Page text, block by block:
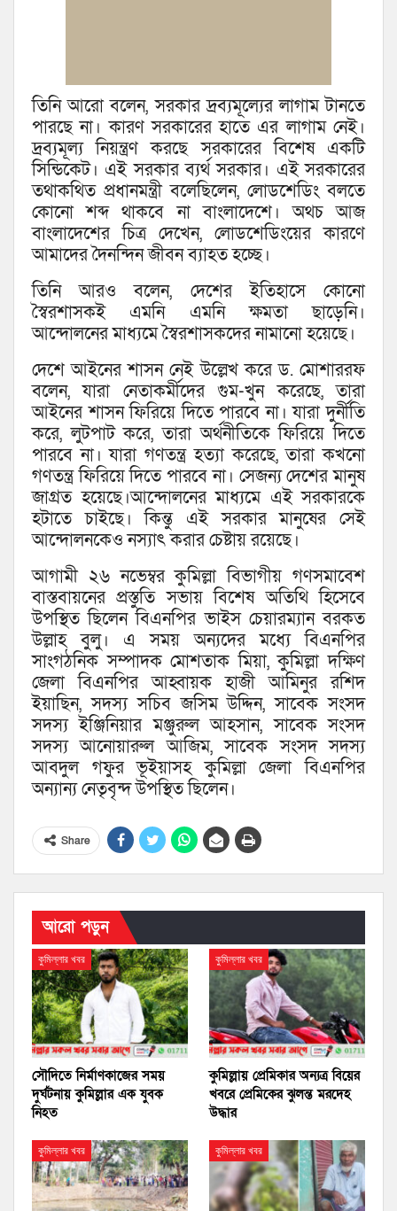
তিনি আরো বলেন, সরকার দ্রব্যমূল্যের লাগাম টানতে
পারছে না। কারণ সরকারের হাতে এর লাগাম নেই।
দ্রব্যমূল্য নিয়ন্ত্রণ করছে সরকারের বিশেষ একটি
সিন্ডিকেট। এই সরকার ব্যর্থ সরকার। এই সরকারের
তথাকথিত প্রধানমন্ত্রী বলেছিলেন, লোডশেডিং বলতে
কোনো শব্দ থাকবে না বাংলাদেশে। অথচ আজ
বাংলাদেশের চিত্র দেখেন, লোডশেডিংয়ের কারণে
আমাদের দৈনন্দিন জীবন ব্যাহত হচ্ছে।
তিনি আরও বলেন, দেশের ইতিহাসে কোনো
স্বৈরশাসকই এমনি এমনি ক্ষমতা ছাড়েনি।
আন্দোলনের মাধ্যমে স্বৈরশাসকদের নামানো হয়েছে।
দেশে আইনের শাসন নেই উল্লেখ করে ড. মোশাররফ
বলেন, যারা নেতাকর্মীদের গুম-খুন করেছে, তারা
আইনের শাসন ফিরিয়ে দিতে পারবে না। যারা দুর্নীতি
করে, লুটপাট করে, তারা অর্থনীতিকে ফিরিয়ে দিতে
পারবে না। যারা গণতন্ত্র হত্যা করেছে, তারা কখনো
গণতন্ত্র ফিরিয়ে দিতে পারবে না। সেজন্য দেশের মানুষ
জাগ্রত হয়েছে।আন্দোলনের মাধ্যমে এই সরকারকে
হটাতে চাইছে। কিন্তু এই সরকার মানুষের সেই
আন্দোলনকেও নস্যাৎ করার চেষ্টায় রয়েছে।
আগামী ২৬ নভেম্বর কুমিল্লা বিভাগীয় গণসমাবেশ
বাস্তবায়নের প্রস্তুতি সভায় বিশেষ অতিথি হিসেবে
উপস্থিত ছিলেন বিএনপির ভাইস চেয়ারম্যান বরকত
উল্লাহ বুলু। এ সময় অন্যদের মধ্যে বিএনপির
সাংগঠনিক সম্পাদক মোশতাক মিয়া, কুমিল্লা দক্ষিণ
জেলা বিএনপির আহ্বায়ক হাজী আমিনুর রশিদ
ইয়াছিন, সদস্য সচিব জসিম উদ্দিন, সাবেক সংসদ
সদস্য ইঞ্জিনিয়ার মঞ্জুরুল আহসান, সাবেক সংসদ
সদস্য আনোয়ারুল আজিম, সাবেক সংসদ সদস্য
আবদুল গফুর ভূইয়াসহ কুমিল্লা জেলা বিএনপির
অন্যান্য নেতৃবৃন্দ উপস্থিত ছিলেন।
Share
আরো পড়ুন
কুমিল্লার খবর
সৌদিতে নির্মাণকাজের সময়
দুর্ঘটনায় কুমিল্লার এক যুবক
নিহত
কুমিল্লার খবর
কুমিল্লায় প্রেমিকার অন্যত্র বিয়ের
খবরে প্রেমিকের ঝুলন্ত মরদেহ
উদ্ধার
কুমিল্লার খবর কুমিল্লার খবর